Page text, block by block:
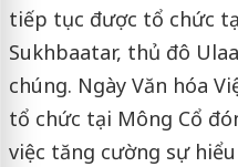
tiếp tục được tổ chức
Sukhbaatar, thủ đô
chúng. Ngày Văn hóa
tổ chức tại Mông Cổ
việc tăng cường sự